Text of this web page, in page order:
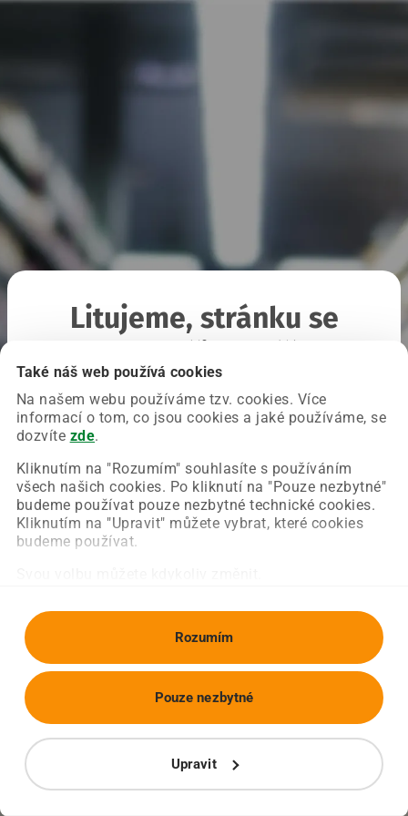
Také náš web používá cookies
Na našem webu používáme tzv. cookies. Více
informací o tom, co jsou cookies a jaké používáme, se
dozvíte zde.
Kliknutím na "Rozumím" souhlasíte s používáním
všech našich cookies. Po kliknutí na "Pouze nezbytné"
budeme používat pouze nezbytné technické cookies.
Kliknutím na "Upravit" můžete vybrat, které cookies
budeme používat.
Rozumím
Upravit
Pouze nezbytné
Litujeme, stránku se
Chyba nastala na naší straně a už ji opravujeme.
Zkuste prosím znovu načíst požadovanou stránku.
Obnovit stránku Úvodní strana